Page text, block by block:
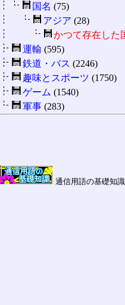
国名 (75)
アジア (28)
かつて存在した
運輸 (595)
鉄道・バス (2246)
趣味とスポーツ (1750)
ゲーム (1540)
軍事 (283)
通信用語の基礎知